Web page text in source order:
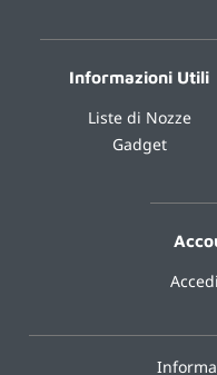
Informazioni Utili
Liste di Nozze
Gadget